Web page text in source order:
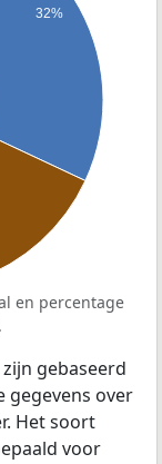
32%
en percentage
gebaseerd
gegevens over
Het soort
voor